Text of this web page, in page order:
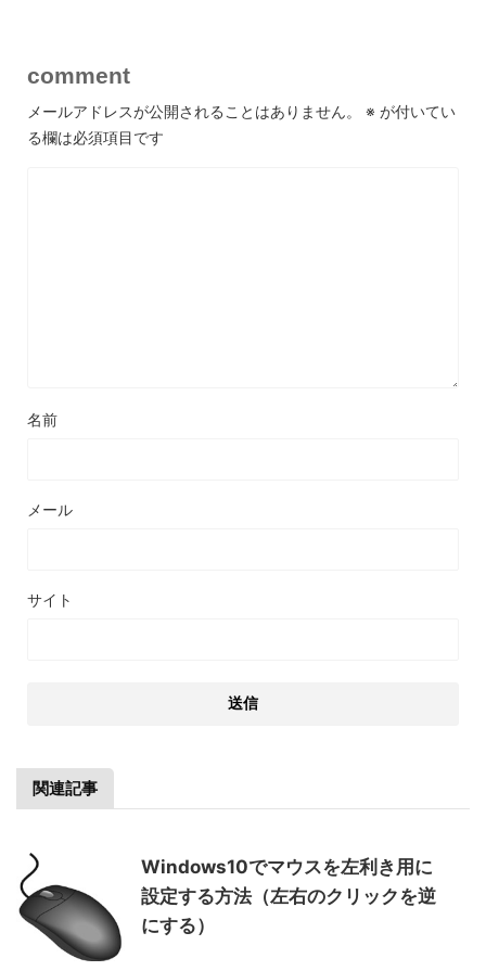
comment
メールアドレスが公開されることはありません。 ※ が付いてい
る欄は必須項目です
名前
メール
サイト
関連記事
Windows10でマウスを左利き用に
設定する方法（左右のクリックを逆
にする）